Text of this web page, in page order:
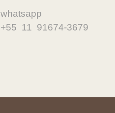
whatsapp
+55 11 91674-3679